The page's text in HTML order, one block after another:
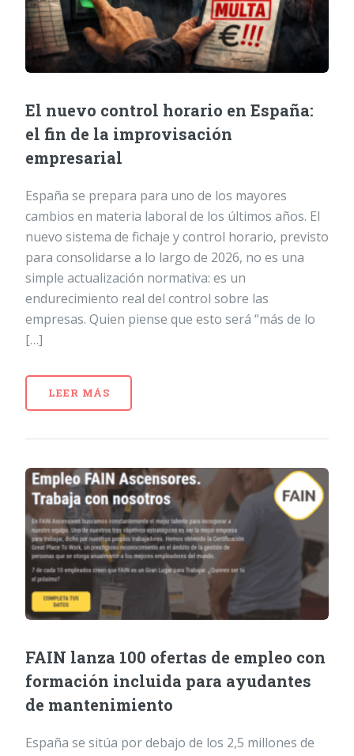
El nuevo control horario en España:
el fin de la improvisación
empresarial
España se prepara para uno de los mayores
cambios en materia laboral de los últimos años. El
nuevo sistema de fichaje y control horario, previsto
para consolidarse a lo largo de 2026, no es una
simple actualización normativa: es un
endurecimiento real del control sobre las
empresas. Quien piense que esto será “más de lo
[…]
LEER MÁS
FAIN lanza 100 ofertas de empleo con
formación incluida para ayudantes
de mantenimiento
España se sitúa por debajo de los 2,5 millones de